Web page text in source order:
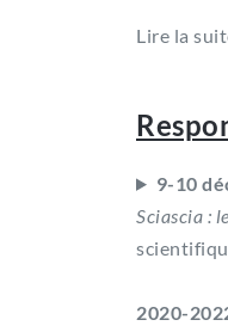
Lire la
9-10
Sciascia :
2020-